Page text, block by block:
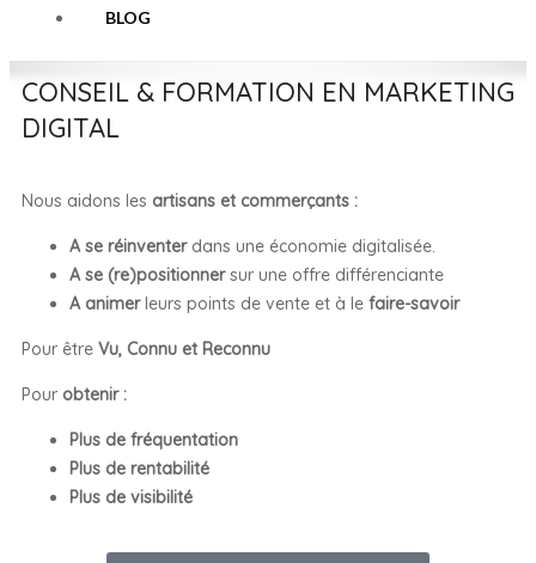
BLOG
CONSEIL & FORMATION EN MARKETING
DIGITAL
Nous aidons les artisans et commerçants :
A se réinventer dans une économie digitalisée.
A se (re)positionnersur une offre différenciante
A animerleurs points de vente et à le faire-savoir
Pour être Vu, Connu et Reconnu
Pour obtenir :
Plus de fréquentation
Plus de rentabilité
Plus de visibilité